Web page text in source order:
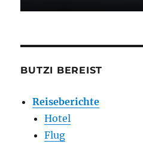
BUTZI BEREIST
Reiseberichte
Hotel
Flug